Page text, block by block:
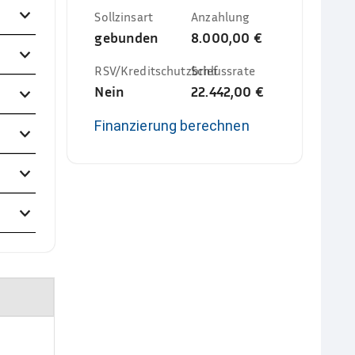
Sollzinsart
gebunden
Anzahlung
8.000,00 €
RSV/Kreditschutzbrief
Nein
Schlussrate
22.442,00 €
Finanzierung berechnen